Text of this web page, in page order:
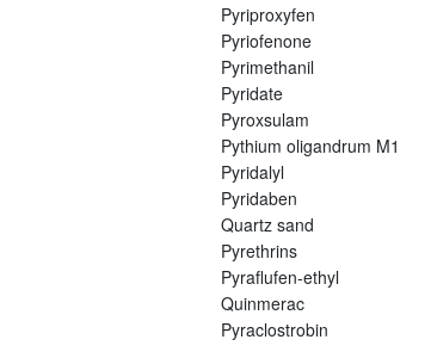
Pyriproxyfen
Pyriofenone
Pyrimethanil
Pyridate
Pyroxsulam
Pythium oligandrum M1
Pyridalyl
Pyridaben
Quartz sand
Pyrethrins
Pyraflufen-ethyl
Quinmerac
Pyraclostrobin